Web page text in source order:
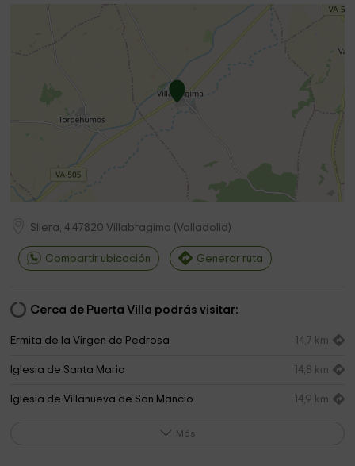
Silera, 4 47820 Villabragima (Valladolid )
Compartir ubicación Generar ruta
Cerca de Puerta Villa podrás visitar:
Ermita de la Virgen de Pedrosa 14,7 km
Iglesia de Santa Maria 14,8 km
Iglesia de Villanueva de San Mancio 14,9 km
Cementerio nuevo de Palacios de Campos
Más